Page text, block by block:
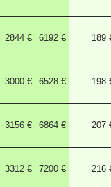
2844 € 6192 € 189
3000 € 6528 € 198
3156 € 6864 € 207
3312 € 7200 € 216